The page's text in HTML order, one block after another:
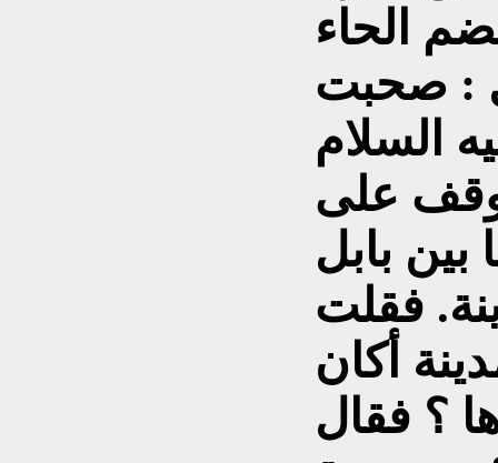
: صحبت
السلام
وقف على
بين بابل
فقلت
أكان
؟ فقال